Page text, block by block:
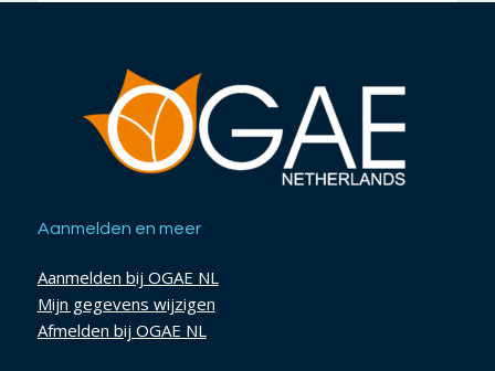
Aanmelden en meer
Aanmelden bij OGAE NL
Mijn gegevens wijzigen
Afmelden bij OGAE NL